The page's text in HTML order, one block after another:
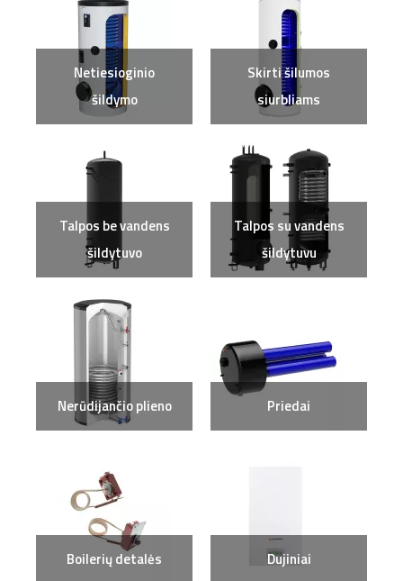
Netiesioginio
šildymo
Skirti šilumos
siurbliams
Talpos be vandens
šildytuvo
Talpos su vandens
šildytuvu
Nerūdijančio plieno Priedai
Boilerių detalės Dujiniai